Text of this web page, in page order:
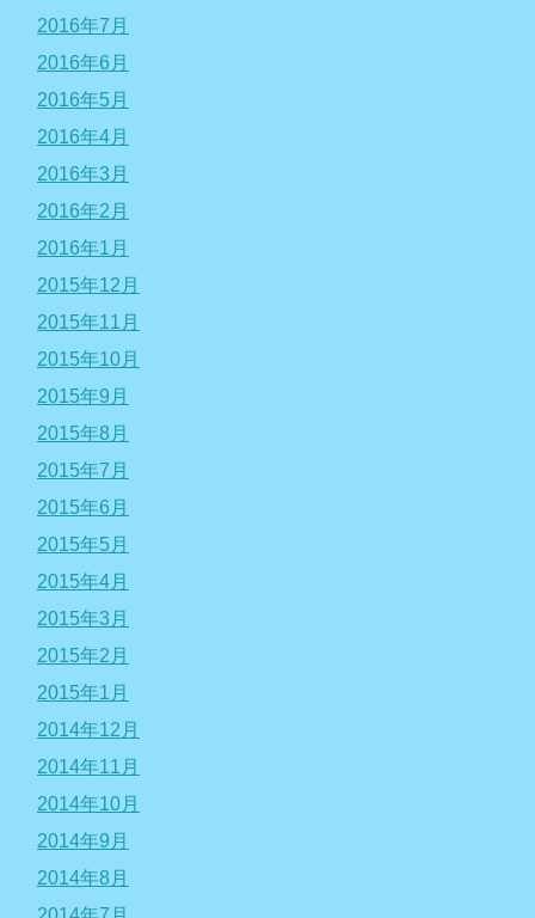
2016年7月
2016年6月
2016年5月
2016年4月
2016年3月
2016年2月
2016年1月
2015年12月
2015年11月
2015年10月
2015年9月
2015年8月
2015年7月
2015年6月
2015年5月
2015年4月
2015年3月
2015年2月
2015年1月
2014年12月
2014年11月
2014年10月
2014年9月
2014年8月